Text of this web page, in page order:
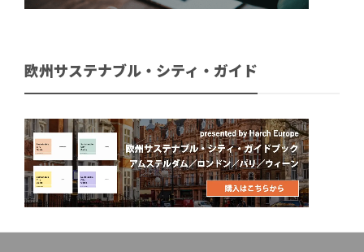
欧州サステナブル・シティ・ガイド